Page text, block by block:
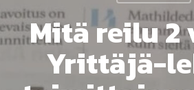
Mitä reilu 2
Yrittäjä-